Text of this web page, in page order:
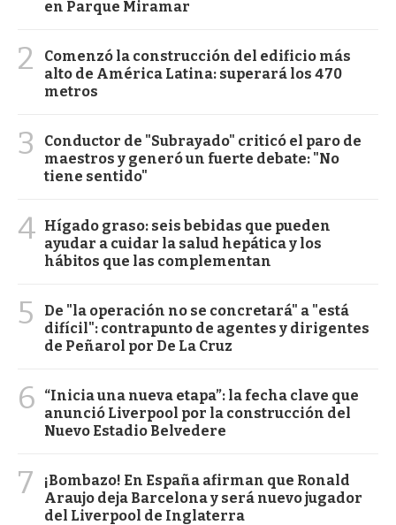
en Parque Miramar
2
Comenzó la construcción del edificio más
alto de América Latina: superará los 470
metros
3
Conductor de "Subrayado" criticó el paro de
maestros y generó un fuerte debate: "No
tiene sentido"
4 Hígado graso: seis bebidas que pueden
ayudar a cuidar la salud hepática y los
hábitos que las complementan
5
De "la operación no se concretará" a "está
difícil": contrapunto de agentes y dirigentes
de Peñarol por De La Cruz
6
“Inicia una nueva etapa”: la fecha clave que
anunció Liverpool por la construcción del
Nuevo Estadio Belvedere
7
¡Bombazo! En España afirman que Ronald
Araujo deja Barcelona y será nuevo jugador
del Liverpool de Inglaterra